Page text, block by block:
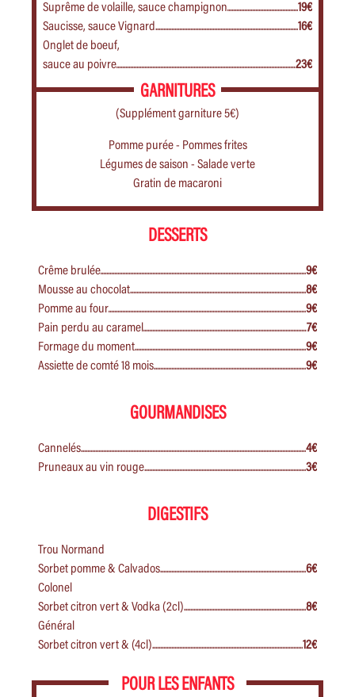
Suprême de volaille, sauce champignon
19€
Saucisse, sauce Vignard
16€
Onglet de boeuf,
sauce au poivre
23€
GARNITURES
(Supplément garniture 5€)
Pomme purée - Pommes frites
Légumes de saison - Salade verte
Gratin de macaroni
DESSERTS
Crême brulée
9€
Mousse au chocolat
8€
Pomme au four
9€
Pain perdu au caramel
7€
Formage du moment
9€
Assiette de comté 18 mois
9€
GOURMANDISES
Cannelés
4€
Pruneaux au vin rouge
3€
DIGESTIFS
Trou Normand
Sorbet pomme & Calvados
6€
Colonel
Sorbet citron vert & Vodka (2cl)
8€
Général
Sorbet citron vert & (4cl)
12€
POUR LES ENFANTS